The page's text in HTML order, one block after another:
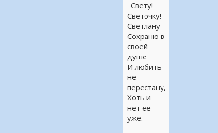
Свету!
Светочку!
Светлану
Сохраню в
своей
душе
И любить
не
перестану,
Хоть и
нет ее
уже.